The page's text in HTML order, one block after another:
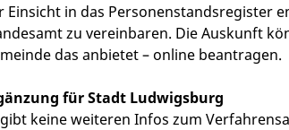
Einsicht in das Personenstandsregister
zu vereinbaren. Die Auskunft
das anbietet – online beantragen.
für Stadt Ludwigsburg
keine weiteren Infos zum